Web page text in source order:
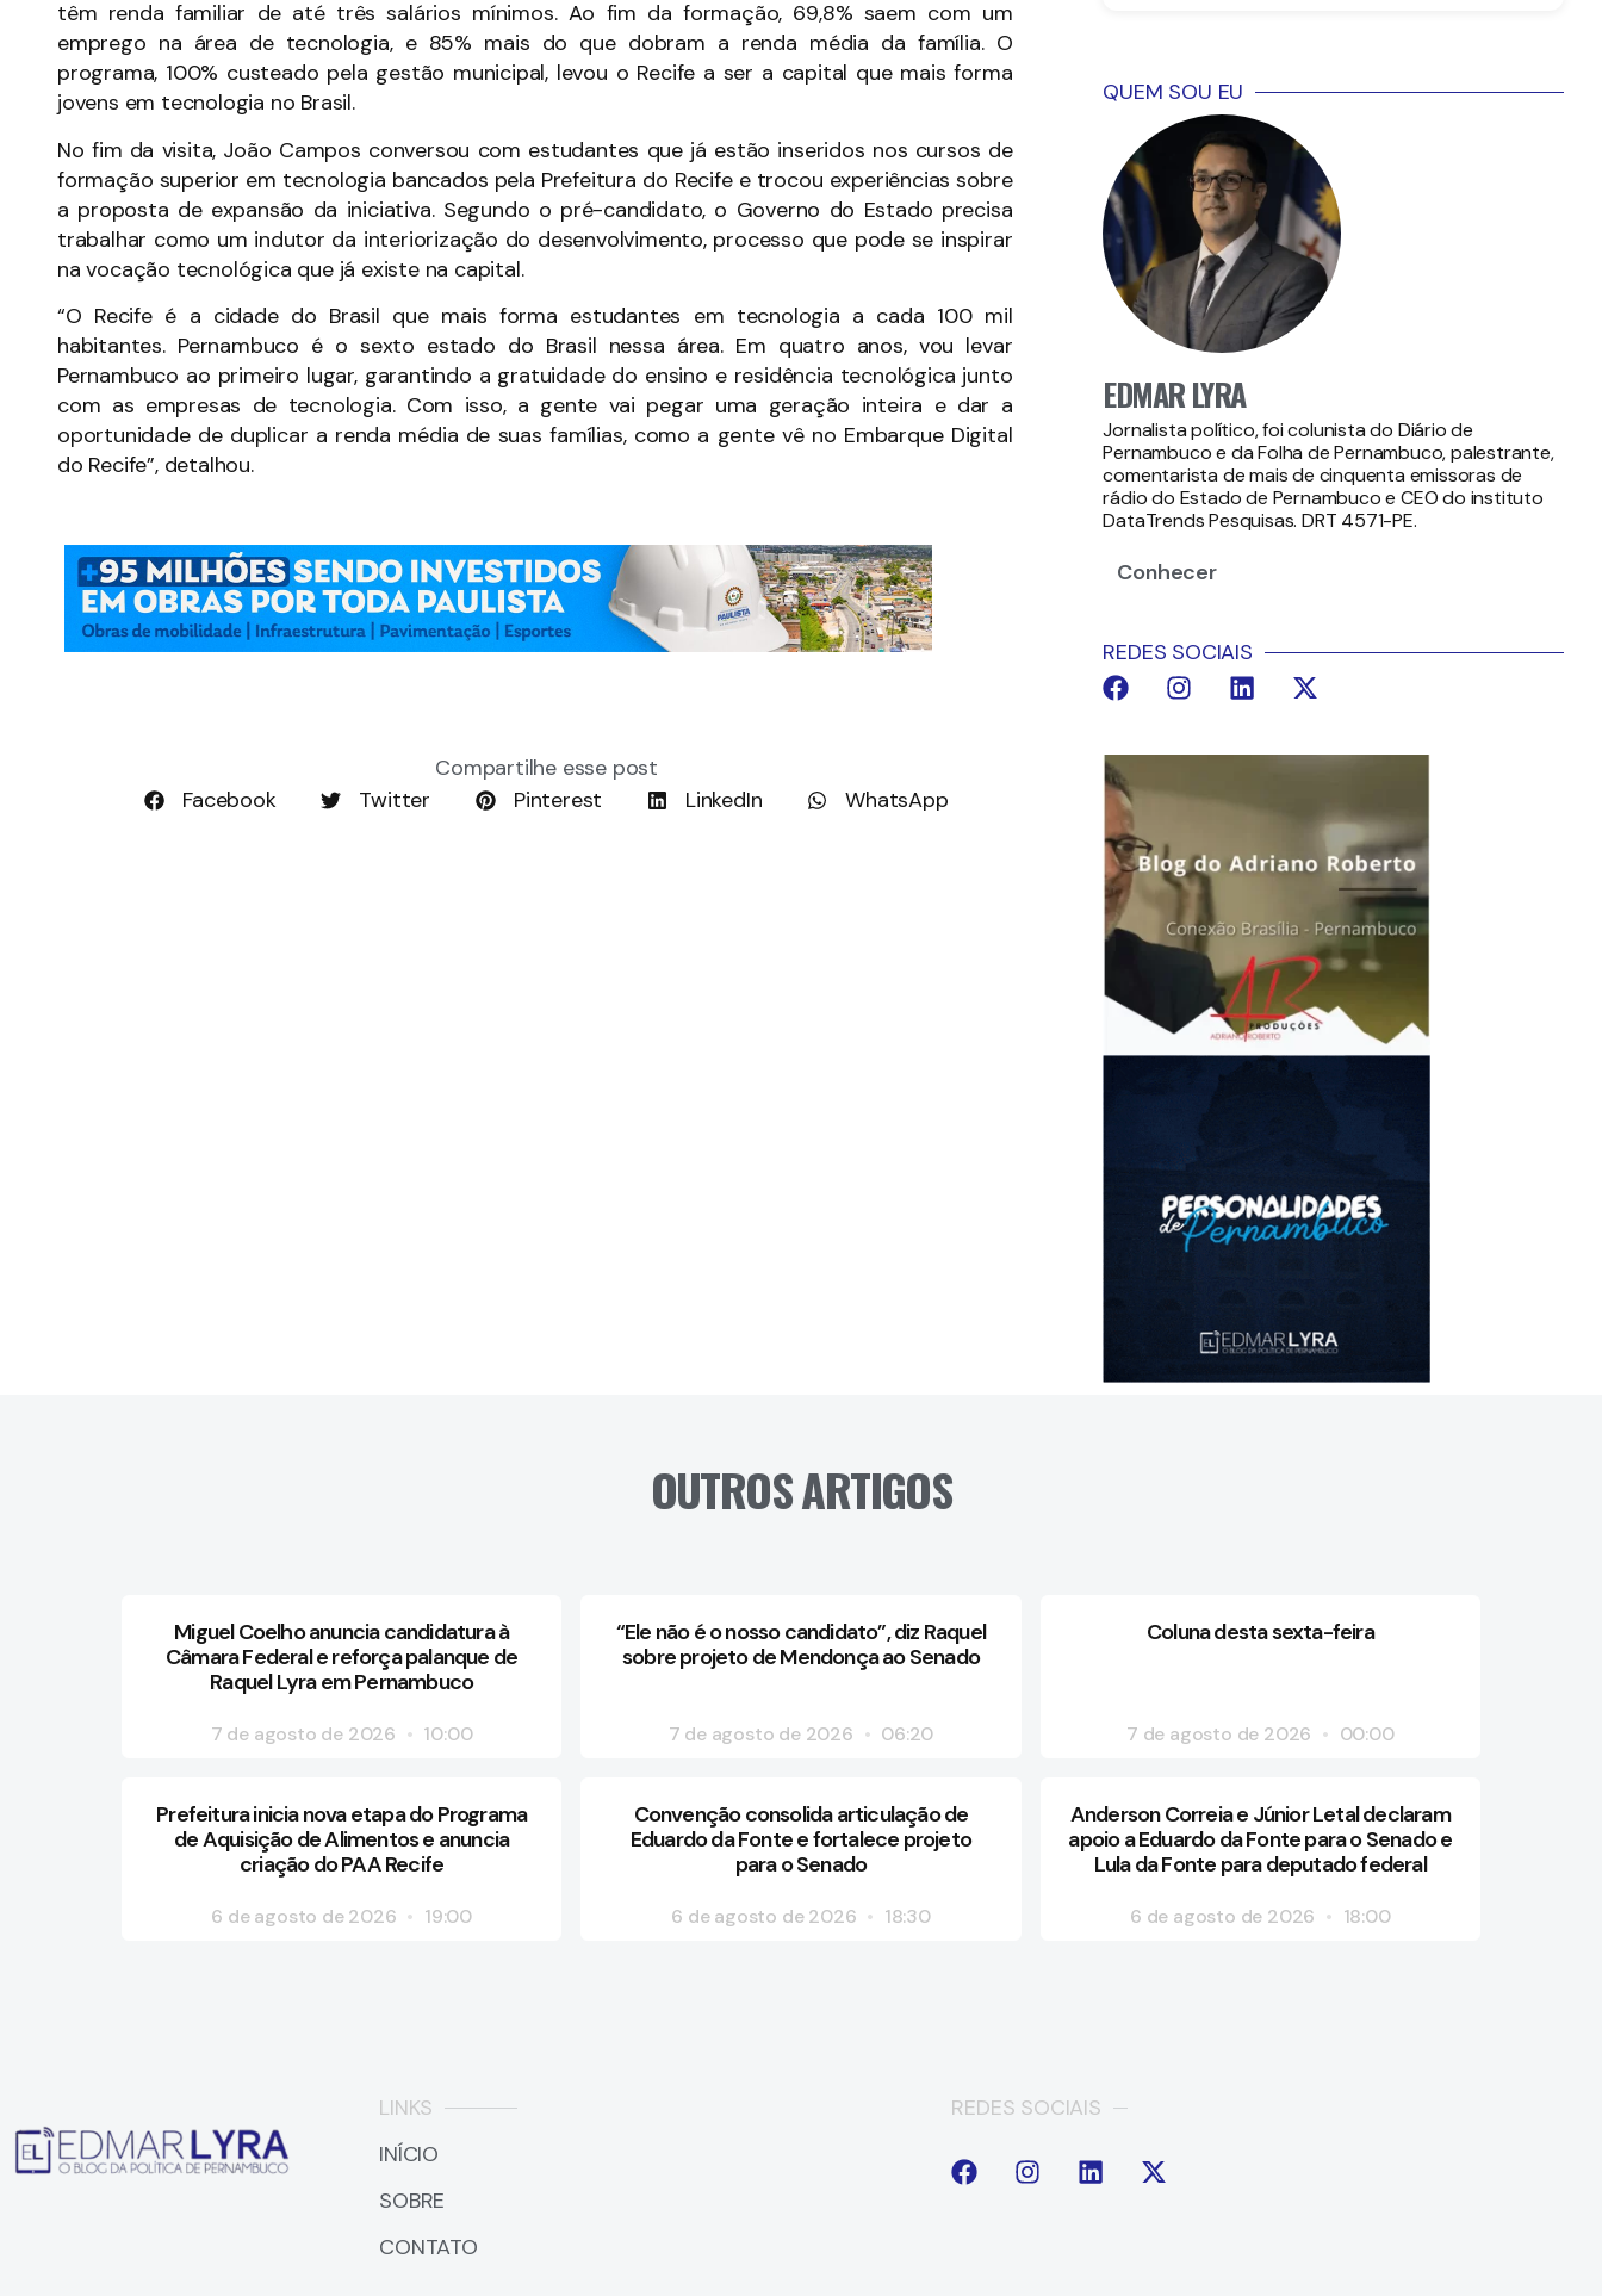
têm renda familiar de até três salários mínimos. Ao fim da formação, 69,8% saem com um
emprego na área de tecnologia, e 85% mais do que dobram a renda média da família. O
programa, 100% custeado pela gestão municipal, levou o Recife a ser a capital que mais forma
jovens em tecnologia no Brasil.
No fim da visita, João Campos conversou com estudantes que já estão inseridos nos cursos de
formação superior em tecnologia bancados pela Prefeitura do Recife e trocou experiências sobre
a proposta de expansão da iniciativa. Segundo o pré-candidato, o Governo do Estado precisa
trabalhar como um indutor da interiorização do desenvolvimento, processo que pode se inspirar
na vocação tecnológica que já existe na capital.
“O Recife é a cidade do Brasil que mais forma estudantes em tecnologia a cada 100 mil
habitantes. Pernambuco é o sexto estado do Brasil nessa área. Em quatro anos, vou levar
Pernambuco ao primeiro lugar, garantindo a gratuidade do ensino e residência tecnológica junto
com as empresas de tecnologia. Com isso, a gente vai pegar uma geração inteira e dar a
oportunidade de duplicar a renda média de suas famílias, como a gente vê no Embarque Digital
do Recife”, detalhou.
Compartilhe esse post
Facebook
Twitter Pinterest LinkedIn WhatsApp
QUEM SOU EU
EDMAR LYRA
Jornalista político, foi colunista do Diário de
Pernambuco e da Folha de Pernambuco, palestrante,
comentarista de mais de cinquenta emissoras de
rádio do Estado de Pernambuco e CEO do instituto
DataTrends Pesquisas. DRT 4571-PE.
Conhecer
REDES SOCIAIS
OUTROS ARTIGOS
Miguel Coelho anuncia candidatura à
Câmara Federal e reforça palanque de
Raquel Lyra em Pernambuco
7 de agosto de 2026 10:00
“Ele não é o nosso candidato”, diz Raquel
sobre projeto de Mendonça ao Senado
7 de agosto de 2026 06:20
Coluna desta sexta-feira
7 de agosto de 2026 00:00
Prefeitura inicia nova etapa do Programa
de Aquisição de Alimentos e anuncia
criação do PAA Recife
6 de agosto de 2026 19:00
Convenção consolida articulação de
Eduardo da Fonte e fortalece projeto
para o Senado
6 de agosto de 2026 18:30
Anderson Correia e Júnior Letal declaram
apoio a Eduardo da Fonte para o Senado e
Lula da Fonte para deputado federal
6 de agosto de 2026 18:00
LINKS
INÍCIO
SOBRE
CONTATO
REDES SOCIAIS